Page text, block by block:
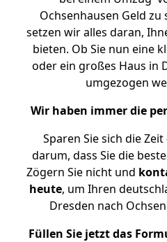
Ochsenhausen Geld
setzen wir alles daran,
bieten. Ob Sie nun eine
oder ein großes Haus in
umgezogen
Wir haben immer die
Sparen Sie sich die
darum, dass Sie die
Zögern Sie nicht und
heute, um Ihren
Dresden nach
Füllen Sie jetzt das